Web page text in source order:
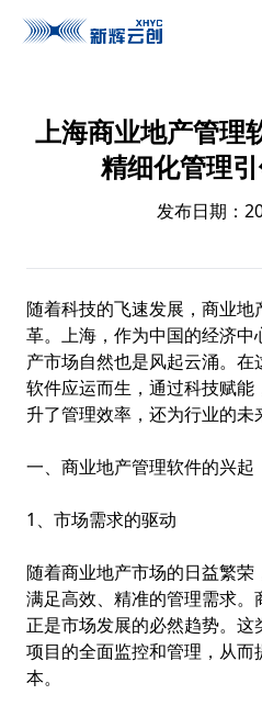
上海商业地产管理
精细化管理
发布日期：
随着科技的飞速发展，商业
革。上海，作为中国的经济
产市场自然也是风起云涌。
软件应运而生，通过科技赋
升了管理效率，还为行业的未
一、商业地产管理软件的兴起
1、市场需求的驱动
随着商业地产市场的日益繁
满足高效、精准的管理需求。
正是市场发展的必然趋势。
项目的全面监控和管理，从
本。